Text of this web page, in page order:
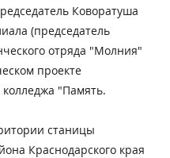
Коворатуша
(председатель
отряда "Молния"
проекте
колледжа "Память.
станицы
Краснодарского края